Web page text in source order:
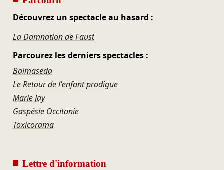
Découvrez un spectacle au hasard :
La Damnation de Faust
Parcourez les derniers spectacles :
Balmaseda
Le Retour de l'enfant prodigue
Marie Jay
Gaspésie Occitanie
Toxicorama
Lettre d'information